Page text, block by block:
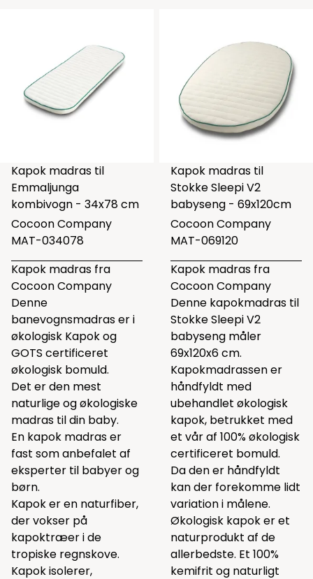
Kapok madras til
Emmaljunga
kombivogn - 34x78 cm
Cocoon Company
MAT-034078
Kapok madras fra
Cocoon Company
Denne
banevognsmadras er i
økologisk Kapok og
GOTS certificeret
økologisk bomuld.
Det er den mest
naturlige og økologiske
madras til din baby.
En kapok madras er
fast som anbefalet af
eksperter til babyer og
børn.
Kapok er en naturfiber,
der vokser på
kapoktræer i de
tropiske regnskove.
Kapok isolerer,
Kapok madras til
Stokke Sleepi V2
babyseng - 69x120cm
Cocoon Company
MAT-069120
Kapok madras fra
Cocoon Company
Denne kapokmadras til
Stokke Sleepi V2
babyseng måler
69x120x6 cm.
Kapokmadrassen er
håndfyldt med
ubehandlet økologisk
kapok, betrukket med
et vår af 100% økologisk
certificeret bomuld.
Da den er håndfyldt
kan der forekomme lidt
variation i målene.
Økologisk kapok er et
naturprodukt af de
allerbedste. Et 100%
kemifrit og naturligt